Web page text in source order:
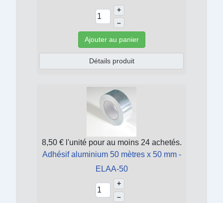
+
–
Ajouter au panier
Détails produit
8,50 € l'unité pour au moins 24 achetés.
Adhésif aluminium 50 mètres x 50 mm -
ELAA-50
+
–